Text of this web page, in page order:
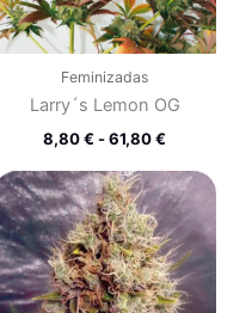
Feminizadas
Larry´s Lemon OG
8,80€ - 61,80€
Rango
de
precios:
desde
8,80 €
hasta
61,80 €